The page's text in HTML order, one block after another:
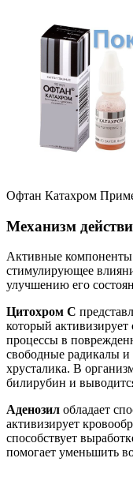
Офтан Катахром
Механизм
Активные компоненты
стимулирующее
улучшению его
Цитохром С
который активизирует
процессы в
свободные радикалы
хрусталика. В
билирубин и
Аденозил обладает
активизирует
способствует
помогает уменьшить